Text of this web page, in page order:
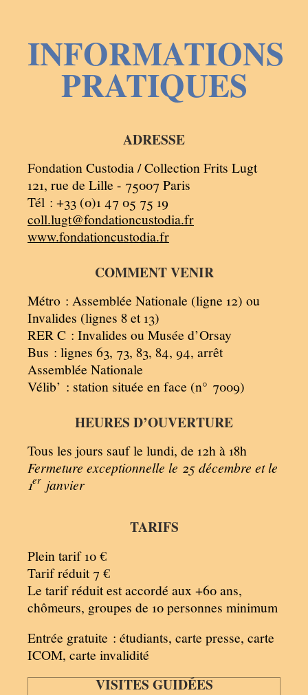
INFORMATIONS
PRATIQUES
ADRESSE
Fondation Custodia / Collection Frits Lugt
121, rue de Lille - 75007 Paris
Tél : +33 (0)1 47 05 75 19
coll.lugt@fondationcustodia.fr
www.fondationcustodia.fr
COMMENT VENIR
Métro : Assemblée Nationale (ligne 12) ou
Invalides (lignes 8 et 13)
RER C : Invalides ou Musée d’Orsay
Bus : lignes 63, 73, 83, 84, 94, arrêt
Assemblée Nationale
Vélib’ : station située en face (n° 7009)
HEURES D’OUVERTURE
Tous les jours sauf le lundi, de 12h à 18h
Fermeture exceptionnelle le 25 décembre et le
1er janvier
TARIFS
Plein tarif 10 €
Tarif réduit 7 €
Le tarif réduit est accordé aux +60 ans,
chômeurs, groupes de 10 personnes minimum
Entrée gratuite : étudiants, carte presse, carte
ICOM, carte invalidité
VISITES GUIDÉES